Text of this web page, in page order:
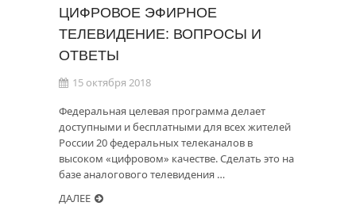
ЦИФРОВОЕ ЭФИРНОЕ
ТЕЛЕВИДЕНИЕ: ВОПРОСЫ И
ОТВЕТЫ
15 октября 2018
Федеральная целевая программа делает
доступными и бесплатными для всех жителей
России 20 федеральных телеканалов в
высоком «цифровом» качестве. Сделать это на
базе аналогового телевидения …
ДАЛЕЕ